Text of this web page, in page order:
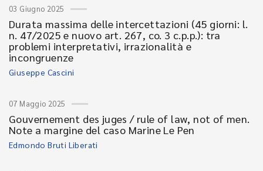
03 Giugno 2025
Durata massima delle intercettazioni (45 giorni: l.
n. 47/2025 e nuovo art. 267, co. 3 c.p.p.): tra
problemi interpretativi, irrazionalità e
incongruenze
Giuseppe Cascini
07 Maggio 2025
Gouvernement des juges / rule of law, not of men.
Note a margine del caso Marine Le Pen
Edmondo Bruti Liberati